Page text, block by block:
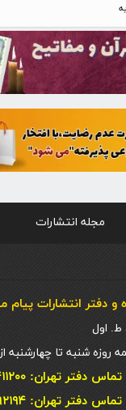
مجله انتشارات
و دفتر انتشارات پيام
چهارشنبه از ساعت ۹ صبح الی ۱۷ عصر و پنج
۶۶۴۱۱۲۰۰ - ۶۶۴۱۱۳۰۰ - ۶۶۴۰۵۶۰۰ - ۰۲۱
۶۶۴۹۲۱۹۴ - ۶۶۴۹۲۰۶۷ - ۶۶۴۰۲۱۰۰ - ۰۲۱